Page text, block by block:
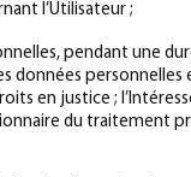
l’Utilisateur ;
pendant une
données personnelles
en justice ;
du traitement